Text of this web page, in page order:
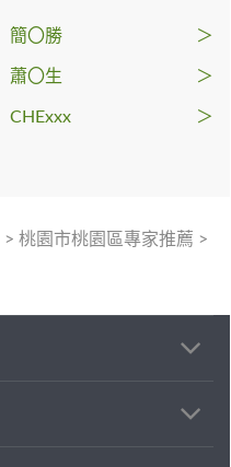
簡〇勝 ＞
蕭〇生 ＞
CHExxx ＞
> 桃園市桃園區專家推薦 >